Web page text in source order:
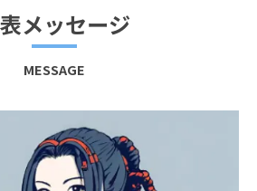
メッセージ
MESSAGE